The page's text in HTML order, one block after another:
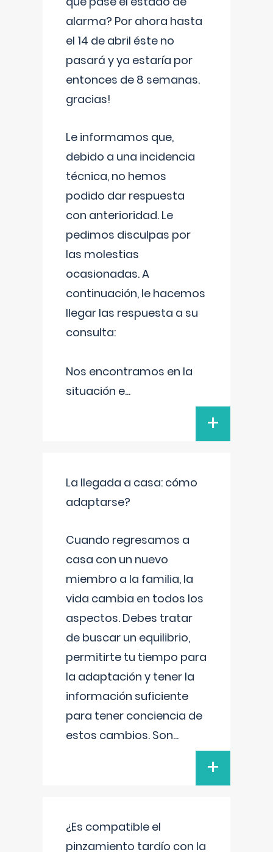
alarma? Por ahora hasta
el 14 de abril éste no
pasará y ya estaría por
entonces de 8 semanas.
gracias!
Le informamos que,
debido a una incidencia
técnica, no hemos
podido dar respuesta
con anterioridad. Le
pedimos disculpas por
las molestias
ocasionadas. A
continuación, le hacemos
llegar las respuesta a su
consulta:
Nos encontramos en la
situación e...
+
La llegada a casa: cómo
adaptarse?
Cuando regresamos a
casa con un nuevo
miembro a la familia, la
vida cambia en todos los
aspectos. Debes tratar
de buscar un equilibrio,
permitirte tu tiempo para
la adaptación y tener la
información suficiente
para tener conciencia de
estos cambios. Son...
+
¿Es compatible el
pinzamiento tardío con la